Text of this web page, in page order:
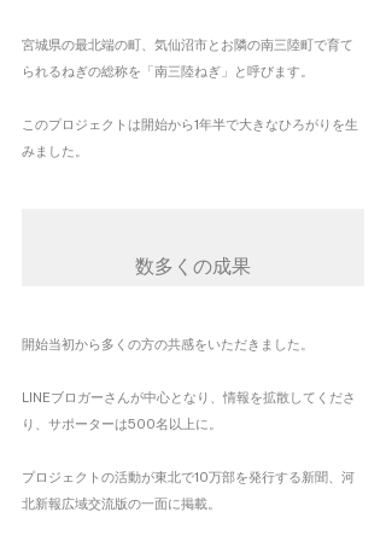
宮城県の最北端の町、気仙沼市とお隣の南三陸町で育て
られるねぎの総称を「南三陸ねぎ」と呼びます。
このプロジェクトは開始から1年半で大きなひろがりを生
みました。
開始当初から多くの方の共感をいただきました。
LINEブロガーさんが中心となり、情報を拡散してくださ
り、サポーターは500名以上に。
プロジェクトの活動が東北で10万部を発行する新聞、河
北新報広域交流版の一面に掲載。